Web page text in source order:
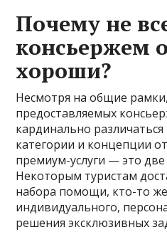
Почему не
консьержем
хороши?
Несмотря на общие
предоставляемых
кардинально
категории и концепции
премиум-услуги — это
Некоторым туристам
набора помощи, кто-то
индивидуального,
решения эксклюзивных